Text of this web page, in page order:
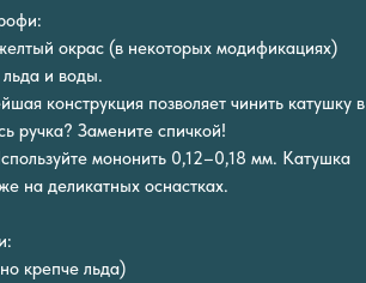
окрас (в некоторых модификациях)
и воды.
конструкция позволяет чинить катушку в
ручка? Замените спичкой!
мононить 0,12–0,18 мм. Катушка
на деликатных оснастках.
крепче льда)